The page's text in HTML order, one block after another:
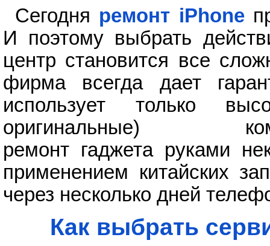
Сегодня ремонт iPhone
И поэтому выбрать
центр становится все
фирма всегда дает
использует только
оригинальные)
ремонт гаджета руками
применением китайских
через несколько дней
Как выбрать